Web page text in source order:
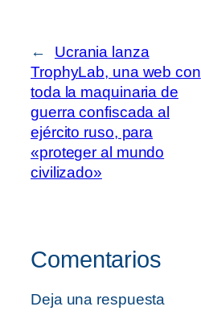
←
Ucrania lanza
TrophyLab, una web con
toda la maquinaria de
guerra confiscada al
ejército ruso, para
«proteger al mundo
civilizado»
Comentarios
Deja una respuesta